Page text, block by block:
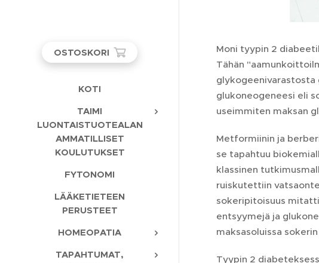
OSTOSKORI
KOTI
TAIMI
LUONTAISTUOTEALAN
AMMATILLISET
KOULUTUKSET
FYTONOMI
LÄÄKETIETEEN
PERUSTEET
HOMEOPATIA
TAPAHTUMAT,
Moni tyypin 2
Tähän
glykogeenivarastosta
glukoneogeneesi eli
useimmiten maksan
Metformiinin ja
se tapahtuu
klassinen
ruiskutettiin
sokeripitoisuus
entsyymejä ja
maksasoluissa
Tyypin 2